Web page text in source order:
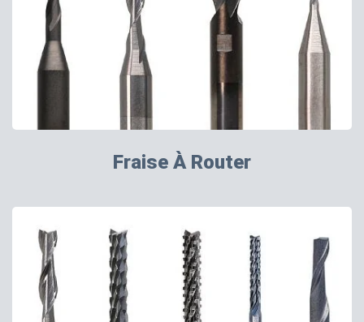
Fraise À Router